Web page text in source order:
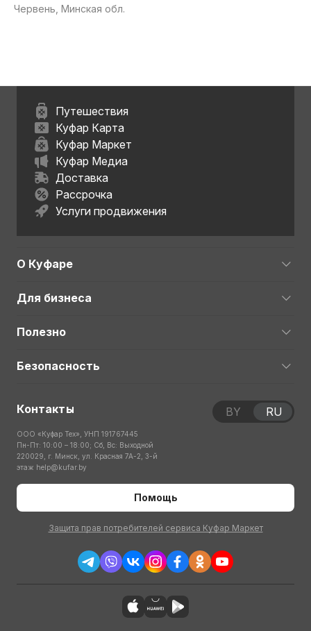
Червень, Минская обл.
Путешествия
Куфар Карта
Куфар Маркет
Куфар Медиа
Доставка
Рассрочка
Услуги продвижения
О Куфаре
Для бизнеса
Полезно
Безопасность
Контакты
ООО «Куфар Тех», УНП 191767445
Пн-Пт: 10:00 – 18:00; Сб, Вс: Выходной
220029, г. Минск, ул. Красная 7А-2, 3-й
этаж help@kufar.by
Помощь
Защита прав потребителей сервиса Куфар Маркет
BY RU